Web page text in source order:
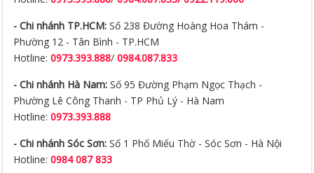
- Chi nhánh TP.HCM: Số 238 Đường Hoàng Hoa Thám -
Phường 12 - Tân Bình - TP.HCM
Hotline:0973.393.888/0984.087.833
- Chi nhánh Hà Nam: Số 95 Đường Phạm Ngọc Thạch -
Phường Lê Công Thanh - TP Phủ Lý - Hà Nam
Hotline:0973.393.888
- Chi nhánh Sóc Sơn: Số 1 Phố Miếu Thờ - Sóc Sơn - Hà Nội
Hotline:0984 087 833